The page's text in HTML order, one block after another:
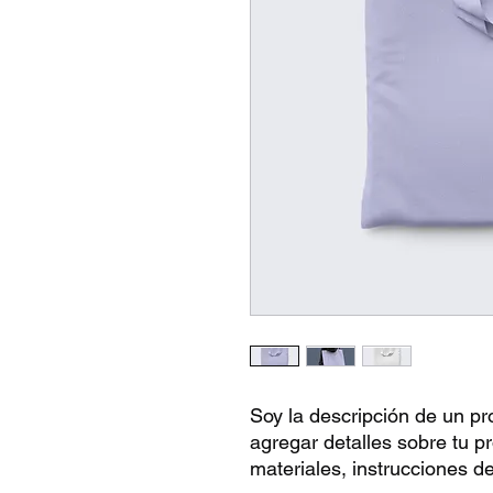
Soy la descripción de un
agregar detalles sobre tu
materiales, instrucciones